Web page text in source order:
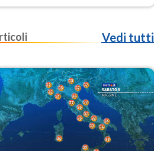
fuori scala per molti
Vedi tutti